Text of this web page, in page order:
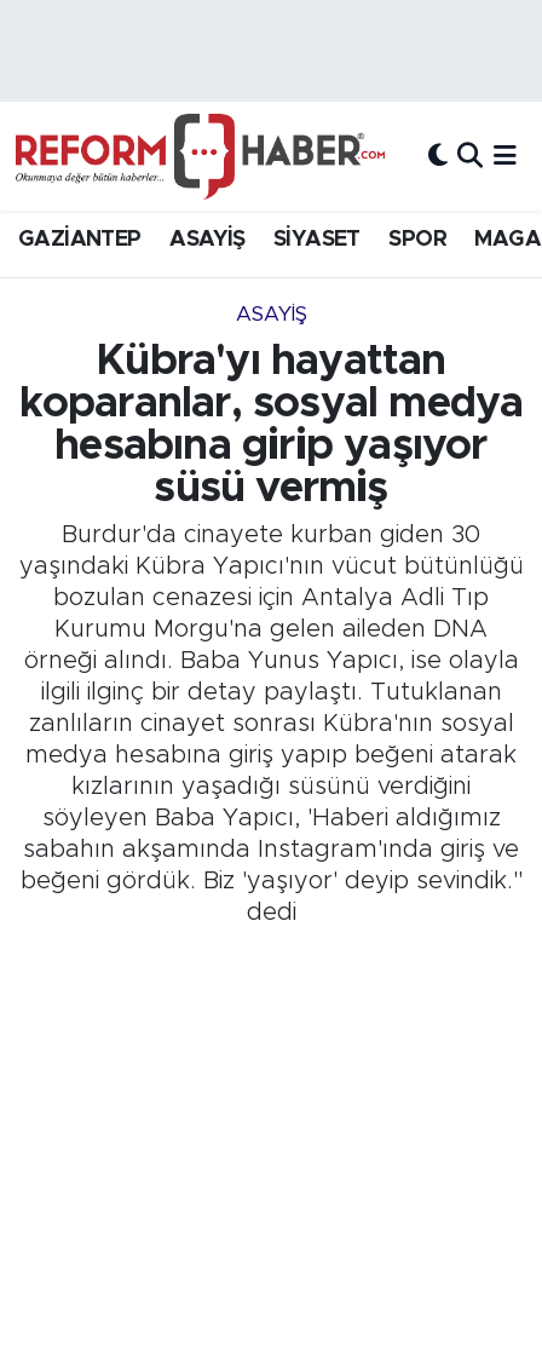
GAZİANTEP ASAYİŞ SİYASET SPOR
ASAYİŞ
Kübra'yı hayattan
koparanlar, sosyal medya
hesabına girip yaşıyor
süsü vermiş
Burdur'da cinayete kurban giden 30
yaşındaki Kübra Yapıcı'nın vücut bütünlüğü
bozulan cenazesi için Antalya Adli Tıp
Kurumu Morgu'na gelen aileden DNA
örneği alındı. Baba Yunus Yapıcı, ise olayla
ilgili ilginç bir detay paylaştı. Tutuklanan
zanlıların cinayet sonrası Kübra'nın sosyal
medya hesabına giriş yapıp beğeni atarak
kızlarının yaşadığı süsünü verdiğini
söyleyen Baba Yapıcı, 'Haberi aldığımız
sabahın akşamında Instagram'ında giriş ve
beğeni gördük. Biz 'yaşıyor' deyip sevindik.''
dedi
Hava Durumu
Süper Lig Puan Durumu ve Fikstür
Tüm Manşetler
Son Dakika Haberleri
Haber Arşivi